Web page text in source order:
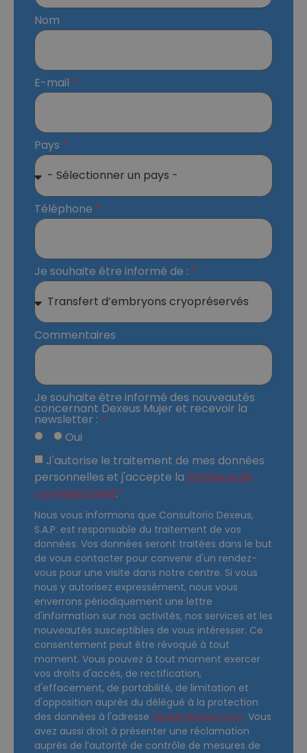
Nom
E-mail
Pays
Téléphone
Je souhaite être informé de :
Commentaires
Je souhaite être informé des nouveautés
concernant Dexeus Mujer et recevoir la
newsletter :
Oui
J'autorise le traitement de mes données
personnelles et j'accepte la Politique de
confidentialité.
Nous vous informons que Consultorio Dexeus,
S.A.P. est responsable du traitement de vos
données. Vos données seront traitées dans le but
de vous contacter pour convenir d'un rendez-
vous pour une visite dans notre centre. Si vous
nous y autorisez expressément, nous vous
enverrons périodiquement une lettre
d'information sur nos activités, nos services et les
nouveautés susceptibles de vous intéresser. Ce
consentement peut être révoqué à tout
moment. Vous pouvez à tout moment exercer
vos droits d'accès, de rectification,
d'effacement, de portabilité, de limitation et
d'opposition auprès du délégué à la protection
des données à l'adresse dpd@dexeus.com. Vous
avez aussi droit à présenter une réclamation
auprès de l’autorité de contrôle de mesures de